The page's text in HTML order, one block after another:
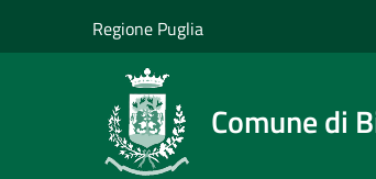
Regione Puglia
Comune di